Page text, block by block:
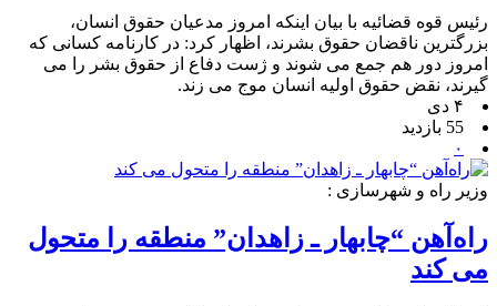
رئیس قوه قضائیه با بیان اینکه امروز مدعیان حقوق انسان،
بزرگترین ناقضان حقوق بشرند، اظهار کرد: در کارنامه کسانی که
امروز دور هم جمع می شوند و ژست دفاع از حقوق بشر را می
گیرند، نقض حقوق اولیه انسان موج می زند.
۴ دی
55 بازدید
۰
وزیر راه و شهرسازی :
راه‌آهن “چابهار ـ زاهدان” منطقه را متحول
می کند